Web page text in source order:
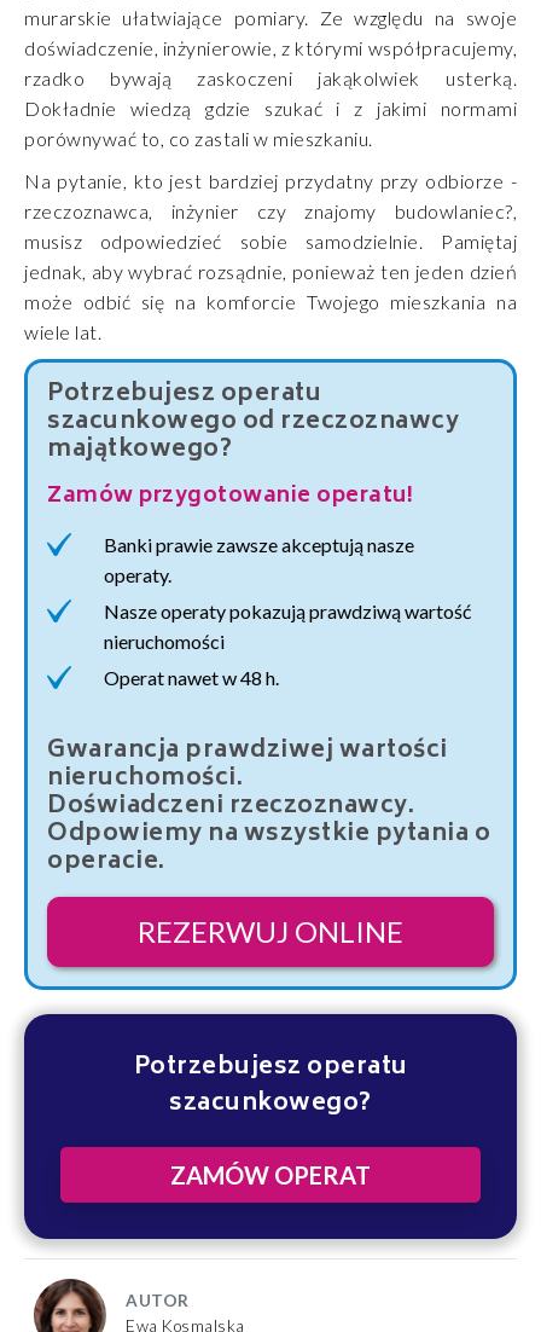
murarskie ułatwiające pomiary. Ze względu na swoje
doświadczenie, inżynierowie, z którymi współpracujemy,
rzadko bywają zaskoczeni jakąkolwiek usterką.
Dokładnie wiedzą gdzie szukać i z jakimi normami
porównywać to, co zastali w mieszkaniu.
Na pytanie, kto jest bardziej przydatny przy odbiorze -
rzeczoznawca, inżynier czy znajomy budowlaniec?,
musisz odpowiedzieć sobie samodzielnie. Pamiętaj
jednak, aby wybrać rozsądnie, ponieważ ten jeden dzień
może odbić się na komforcie Twojego mieszkania na
wiele lat.
Potrzebujesz operatu
szacunkowego od rzeczoznawcy
majątkowego?
Zamów przygotowanie operatu!
Banki prawie zawsze akceptują nasze
operaty.
Nasze operaty pokazują prawdziwą wartość
nieruchomości
Operat nawet w 48 h.
Gwarancja prawdziwej wartości
nieruchomości.
Doświadczeni rzeczoznawcy.
Odpowiemy na wszystkie pytania o
operacie.
REZERWUJ ONLINE
Potrzebujesz operatu
szacunkowego?
ZAMÓW OPERAT
AUTOR
Ewa Kosmalska